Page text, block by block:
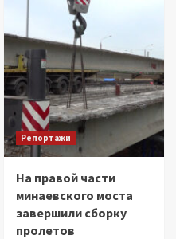
Репортажи
На правой части
минаевского моста
завершили сборку
пролетов